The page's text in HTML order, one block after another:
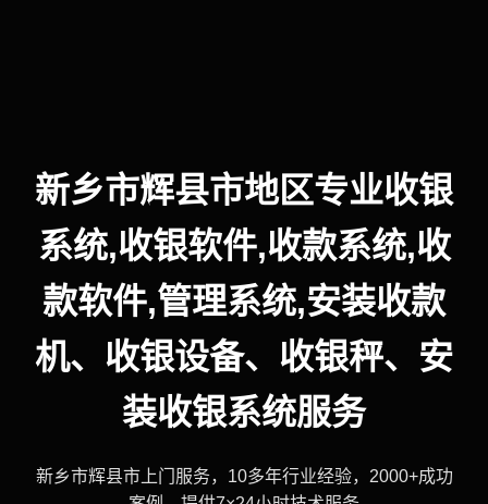
新乡市辉县市地区专业收银
系统,收银软件,收款系统,收
款软件,管理系统,安装收款
机、收银设备、收银秤、安
装收银系统服务
新乡市辉县市上门服务，10多年行业经验，2000+成功